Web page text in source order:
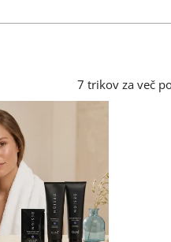
7 trikov za več